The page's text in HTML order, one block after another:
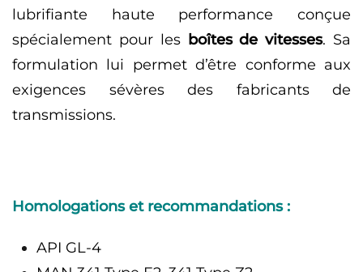
lubrifiante haute performance conçue
spécialement pour les boîtes de vitesses. Sa
formulation lui permet d’être conforme aux
exigences sévères des fabricants de
transmissions.
Homologations et recommandations :
API GL-4